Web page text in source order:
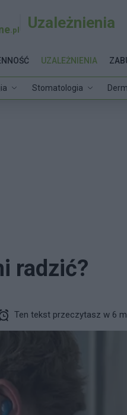
.pl Uzależnienia
Stomatologia
UZALEŻNIENIA
radzić?
Ten tekst przeczytasz w 6